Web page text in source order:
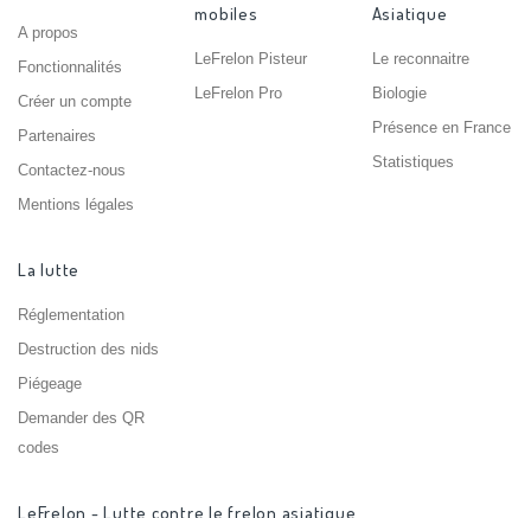
A propos
Fonctionnalités
Créer un compte
Partenaires
Contactez-nous
Mentions légales
mobiles
LeFrelon Pisteur
LeFrelon Pro
Asiatique
Le reconnaitre
Biologie
Présence en France
Statistiques
La lutte
Réglementation
Destruction des nids
Piégeage
Demander des QR
codes
LeFrelon - Lutte contre le frelon asiatique